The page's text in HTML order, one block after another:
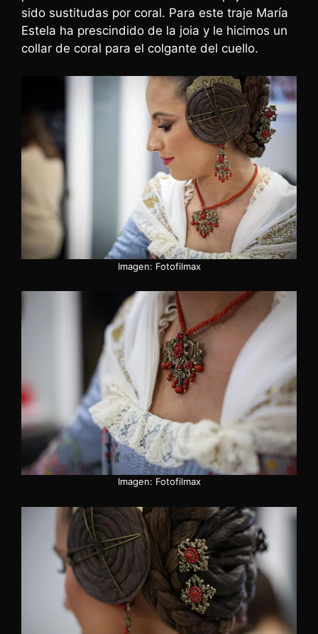
sido sustitudas por coral. Para este traje María
Estela ha prescindido de la joia y le hicimos un
collar de coral para el colgante del cuello.
Imagen: Fotofilmax
Imagen: Fotofilmax